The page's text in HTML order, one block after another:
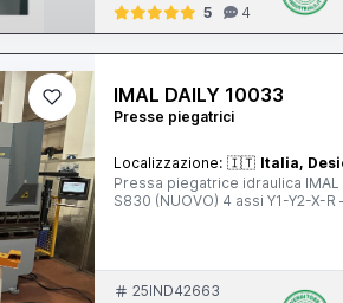
5
4
IMAL DAILY 10033
Presse piegatrici
Localizzazione: 🇮🇹 Italia,
Pressa piegatrice idraulica
S830 (NUOVO) 4 assi Y1-Y2-X-R
25IND42663